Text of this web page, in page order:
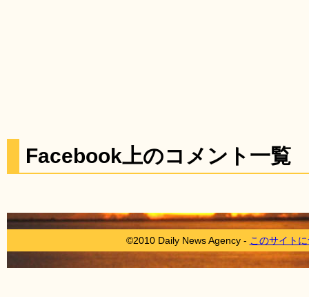
Facebook上のコメント一覧
©2010 Daily News Agency - このサイト